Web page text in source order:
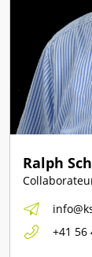
Ralph
+41 56